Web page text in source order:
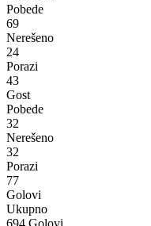
Pobede
69
Nerešeno
24
Porazi
43
Gost
Pobede
32
Nerešeno
32
Porazi
77
Golovi
Ukupno
694 Golovi